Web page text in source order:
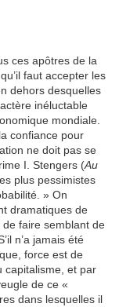
ces apôtres de la
faut accepter les
dehors desquelles
inéluctable
mondiale.
confiance pour
ne doit pas se
I. Stengers (Au
plus pessimistes
» On
dramatiques de
de faire semblant de
n’a jamais été
force est de
capitalisme, et par
de ce «
dans lesquelles il